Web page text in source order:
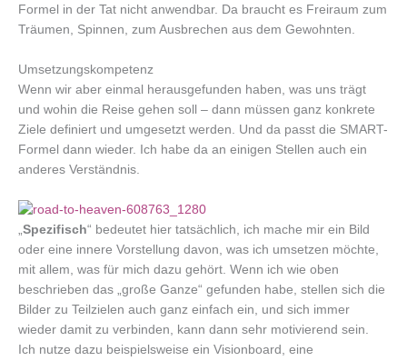
Formel in der Tat nicht anwendbar. Da braucht es Freiraum zum
Träumen, Spinnen, zum Ausbrechen aus dem Gewohnten.
Umsetzungskompetenz
Wenn wir aber einmal herausgefunden haben, was uns trägt
und wohin die Reise gehen soll – dann müssen ganz konkrete
Ziele definiert und umgesetzt werden. Und da passt die SMART-
Formel dann wieder. Ich habe da an einigen Stellen auch ein
anderes Verständnis.
Spezifisch“ bedeutet hier tatsächlich, ich mache mir ein Bild
oder eine innere Vorstellung davon, was ich umsetzen möchte,
mit allem, was für mich dazu gehört. Wenn ich wie oben
beschrieben das „große Ganze“ gefunden habe, stellen sich die
Bilder zu Teilzielen auch ganz einfach ein, und sich immer
wieder damit zu verbinden, kann dann sehr motivierend sein.
Ich nutze dazu beispielsweise ein Visionboard, eine